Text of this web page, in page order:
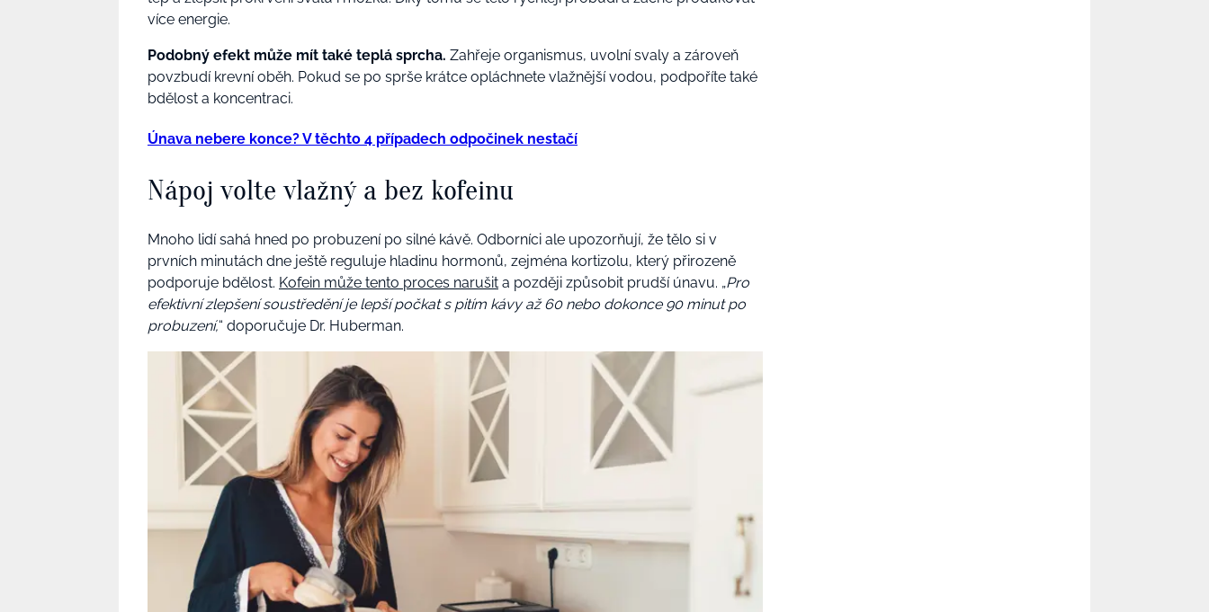
více energie.
Podobný efekt může mít také teplá sprcha. Zahřeje organismus, uvolní svaly a zároveň
povzbudí krevní oběh. Pokud se po sprše krátce opláchnete vlažnější vodou, podpoříte také
bdělost a koncentraci.
Únava nebere konce? V těchto 4 případech odpočinek nestačí
Nápoj volte vlažný a bez kofeinu
Mnoho lidí sahá hned po probuzení po silné kávě. Odborníci ale upozorňují, že tělo si v
prvních minutách dne ještě reguluje hladinu hormonů, zejména kortizolu, který přirozeně
podporuje bdělost. Kofein může tento proces narušit a později způsobit prudší únavu. „Pro
efektivní zlepšení soustředění je lepší počkat s pitím kávy až 60 nebo dokonce 90 minut po
probuzení,“ doporučuje Dr. Huberman.